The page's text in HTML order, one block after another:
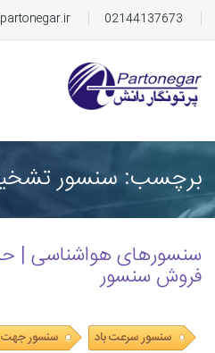
02144137673
برچسب: سنسور
سنسورهای هواشناسی |
فروش سنسور
سنسور سرعت باد سنسور جهت